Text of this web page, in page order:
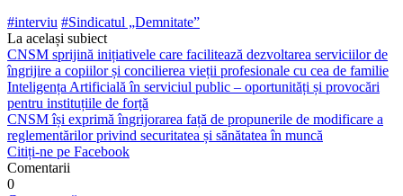
#interviu #Sindicatul „Demnitate”
La același subiect
CNSM sprijină inițiativele care facilitează dezvoltarea serviciilor de
îngrijire a copiilor și concilierea vieții profesionale cu cea de familie
Inteligența Artificială în serviciul public – oportunități și provocări
pentru instituțiile de forță
CNSM își exprimă îngrijorarea față de propunerile de modificare a
reglementărilor privind securitatea și sănătatea în muncă
Citiți-ne pe Facebook
Comentarii
0